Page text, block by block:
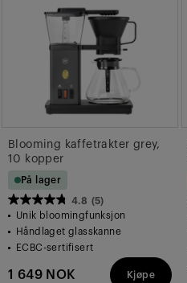
Blooming kaffetrakter grey,
10 kopper
På lager
4.8 (5)
4.8
av
5
stjerner.
Unik bloomingfunksjon
Håndlaget glasskanne
ECBC-sertifisert
1 649 NOK Kjøpe